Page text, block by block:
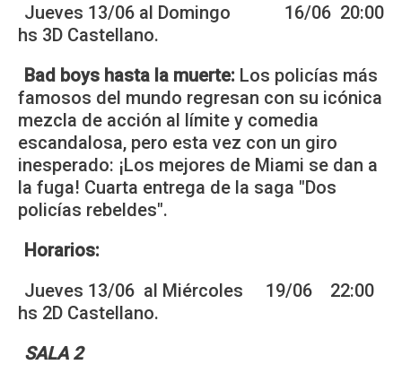
Jueves 13/06 al Domingo 16/06 20:00
hs 3D Castellano.
Bad boys hasta la muerte: Los policías más
famosos del mundo regresan con su icónica
mezcla de acción al límite y comedia
escandalosa, pero esta vez con un giro
inesperado: ¡Los mejores de Miami se dan a
la fuga! Cuarta entrega de la saga "Dos
policías rebeldes".
Horarios:
Jueves 13/06 al Miércoles 19/06 22:00
hs 2D Castellano.
SALA 2